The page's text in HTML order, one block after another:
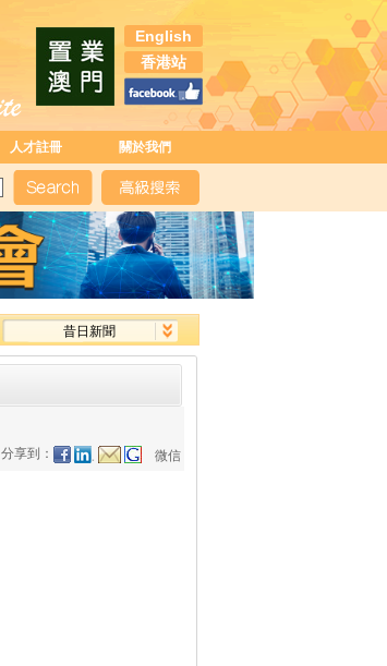
English
香港站
人才註冊 關於我們
昔日新聞
分享到：
微信